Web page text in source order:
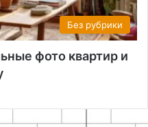
Без рубрики
фото квартир и